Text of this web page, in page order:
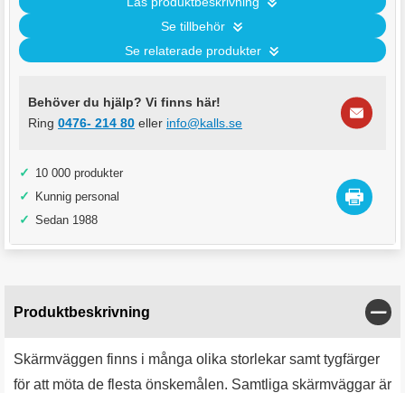
Se tillbehör
Se relaterade produkter
Behöver du hjälp? Vi finns här!
Ring 0476- 214 80 eller info@kalls.se
✓ 10 000 produkter
✓ Kunnig personal
✓ Sedan 1988
Produktbeskrivning
Skärmväggen finns i många olika storlekar samt tygfärger
för att möta de flesta önskemålen. Samtliga skärmväggar är